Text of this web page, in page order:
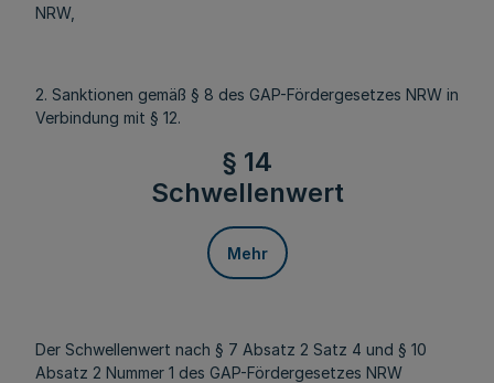
NRW,
2. Sanktionen gemäß § 8 des GAP-Fördergesetzes NRW in
Verbindung mit § 12.
§ 14
Schwellenwert
Mehr
Der Schwellenwert nach § 7 Absatz 2 Satz 4 und § 10
Absatz 2 Nummer 1 des GAP-Fördergesetzes NRW